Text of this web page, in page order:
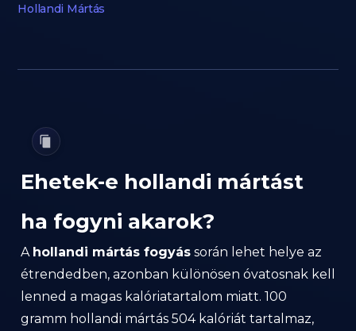
Hollandi Mártás
Ehetek-e hollandi mártást
ha fogyni akarok?
A hollandi mártás fogyás során lehet helye az
étrendedben, azonban különösen óvatosnak kell
lenned a magas kalóriatartalom miatt. 100
gramm hollandi mártás 504 kalóriát tartalmaz,